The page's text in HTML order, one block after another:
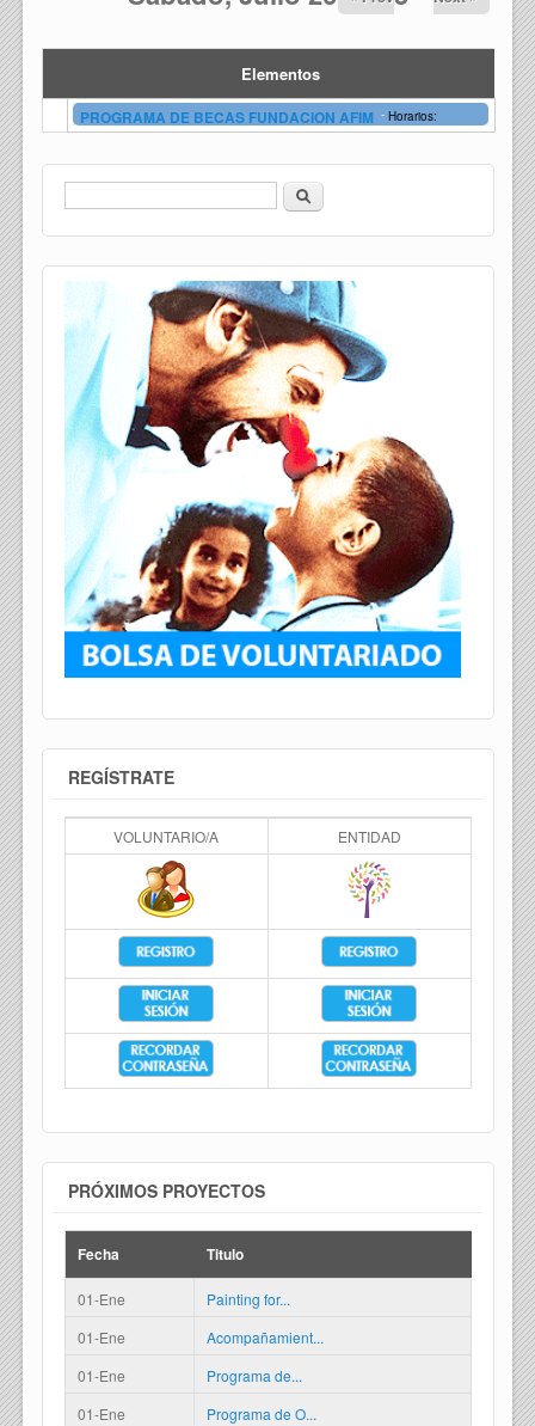
Elementos
PROGRAMA DE BECAS FUNDACION AFIM - Horarios:
Formulario de búsqueda
Buscar
REGÍSTRATE
VOLUNTARIO/A ENTIDAD
PRÓXIMOS PROYECTOS
Fecha Titulo
01-Ene
Painting for...
01-Ene
Acompañamient...
01-Ene
Programa de...
01-Ene
Programa de O...